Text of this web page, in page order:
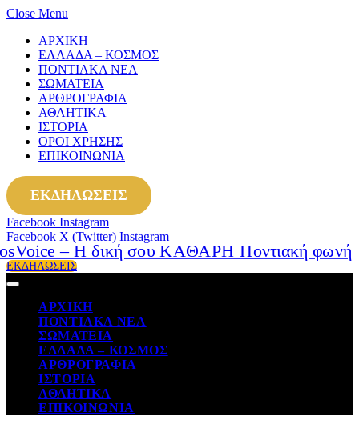
Close Menu
ΑΡΧΙΚΗ
ΕΛΛΑΔΑ – ΚΟΣΜΟΣ
ΠΟΝΤΙΑΚΑ ΝΕΑ
ΣΩΜΑΤΕΙΑ
ΑΡΘΡΟΓΡΑΦΙΑ
ΑΘΛΗΤΙΚΑ
ΙΣΤΟΡΙΑ
ΟΡΟΙ ΧΡΗΣΗΣ
ΕΠΙΚΟΙΝΩΝΙΑ
ΕΚΔΗΛΩΣΕΙΣ
Facebook Instagram
Facebook X (Twitter) Instagram
ΕΚΔΗΛΩΣΕΙΣ
ΑΡΧΙΚΗ
ΠΟΝΤΙΑΚΑ ΝΕΑ
ΣΩΜΑΤΕΙΑ
ΕΛΛΑΔΑ – ΚΟΣΜΟΣ
ΑΡΘΡΟΓΡΑΦΙΑ
ΙΣΤΟΡΙΑ
ΑΘΛΗΤΙΚΑ
ΕΠΙΚΟΙΝΩΝΙΑ